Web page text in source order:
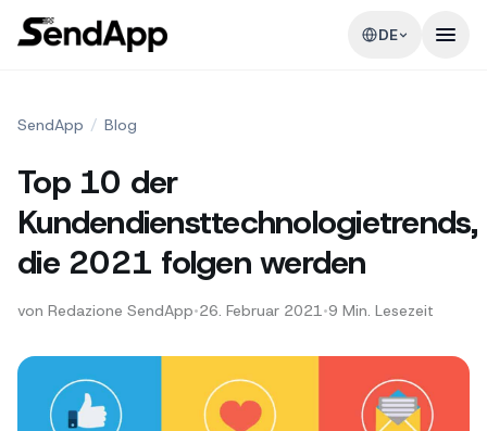
DE
SendApp / Blog
Top 10 der
Kundendiensttechnologietrends,
die 2021 folgen werden
von Redazione SendApp•26. Februar 2021•9 Min. Lesezeit